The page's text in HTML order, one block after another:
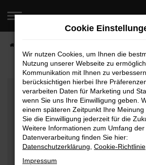
Zum
springen
Fehler: Network Error
Beim Laden ist ein Fehler aufgetreten.
Hier sind ein paar Tipps, die dir helfen
Überprüfe deine Firewall und
Internetverbindung.
Laden andere Webseiten, zum
Cookie
Wir nutzen Cookies, um Ihnen die
Nutzung unserer Webseite zu
Kommunikation mit Ihnen zu
berücksichtigen hierbei Ihre
verarbeiten Daten für Marketing und
wenn Sie uns Ihre Einwilligung geben.
einem späteren Zeitpunkt Ihre
Sie die Einwilligung jederzeit für die
Weitere Informationen zum Umfang der
Datenverarbeitung finden Sie hier:
Datenschutzerklärung Cookie-Richtlinie
Impressum